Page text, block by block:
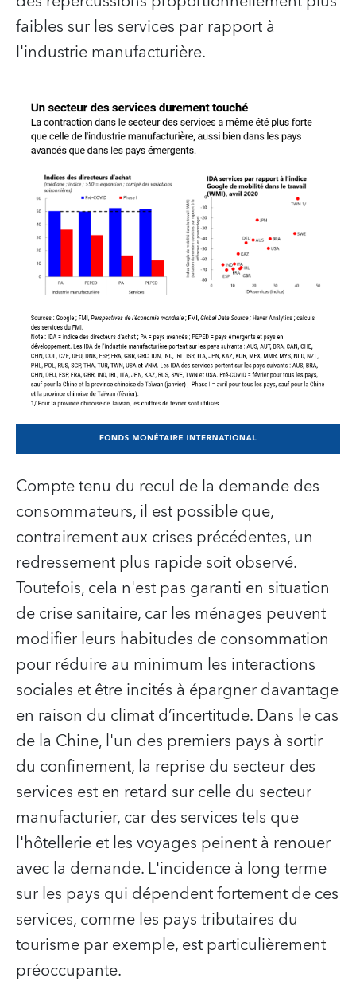
faibles sur les services par rapport à
l'industrie manufacturière.
Compte tenu du recul de la demande des
consommateurs, il est possible que,
contrairement aux crises précédentes, un
redressement plus rapide soit observé.
Toutefois, cela n'est pas garanti en situation
de crise sanitaire, car les ménages peuvent
modifier leurs habitudes de consommation
pour réduire au minimum les interactions
sociales et être incités à épargner davantage
en raison du climat d’incertitude. Dans le cas
de la Chine, l'un des premiers pays à sortir
du confinement, la reprise du secteur des
services est en retard sur celle du secteur
manufacturier, car des services tels que
l'hôtellerie et les voyages peinent à renouer
avec la demande. L'incidence à long terme
sur les pays qui dépendent fortement de ces
services, comme les pays tributaires du
tourisme par exemple, est particulièrement
préoccupante.